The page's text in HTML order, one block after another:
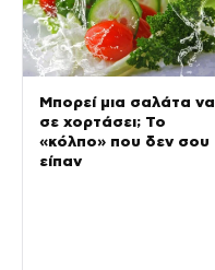
Μπορεί μια σαλάτα να
σε χορτάσει; Το
«κόλπο» που δεν σου
είπαν